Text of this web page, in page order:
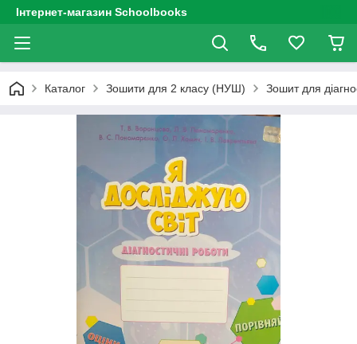
Інтернет-магазин Schoolbooks
Каталог Зошити для 2 класу (НУШ) Зошит для